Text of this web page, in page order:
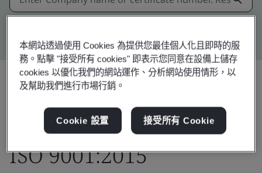
ISO 9001:2015
本網站透過使用 Cookies 為提供您最佳個人化且即時的服
務。點擊 "接受所有 cookies" 即表示您同意在設備上儲存
cookies 以優化我們的網站運作、分析網站使用情形，以
及幫助我們進行市場行銷。
Cookie 設置 接受所有 Cookie